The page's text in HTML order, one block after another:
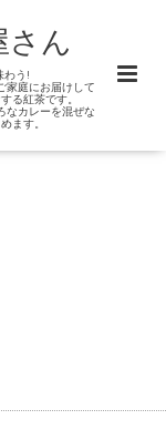
さん
わう!
家庭にお届けして
る紅茶です。
なカレーを混ぜな
ます。